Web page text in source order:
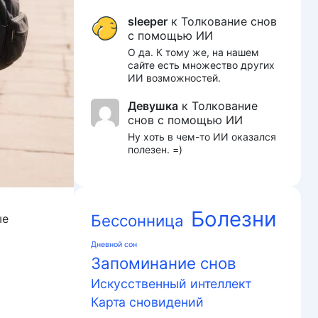
sleeper к Толкование снов
с помощью ИИ
О да. К тому же, на нашем
сайте есть множество других
ИИ возможностей.
Девушка к Толкование
снов с помощью ИИ
Ну хоть в чем-то ИИ оказался
полезен. =)
Бессонница Болезни
Дневной сон
Запоминание снов
Искусственный интеллект
Карта сновидений